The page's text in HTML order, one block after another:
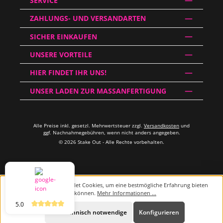
5.0
ZAHLUNGS- UND VERSANDARTEN
SICHER EINKAUFEN
UNSERE VORTEILE
HIER FINDET IHR UNS!
UNSER LADEN ZUR MASSANFERTIGUNG
Alle Preise inkl. gesetzl. Mehrwertsteuer zzgl. Versandkosten und
ggf. Nachnahmegebühren, wenn nicht anders angegeben.
© 2026 Stake Out - Alle Rechte vorbehalten.
Diese Website verwendet Cookies, um eine bestmögliche Erfahrung bieten
zu können. Mehr Informationen ...
Nur technisch notwendige Konfigurieren